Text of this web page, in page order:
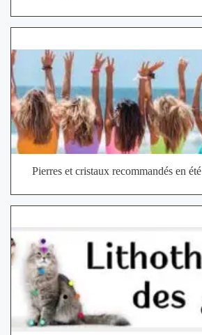
Pierres et cristaux recommandés en été